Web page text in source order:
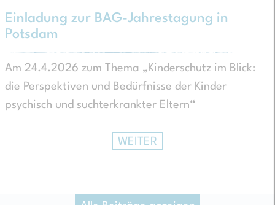
Einladung zur BAG-Jahrestagung in
Potsdam
Am 24.4.2026 zum Thema „Kinderschutz im Blick:
die Perspektiven und Bedürfnisse der Kinder
psychisch und suchterkrankter Eltern“
WEITER